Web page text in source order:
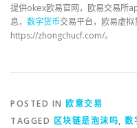
提供okex欧易官网，欧易交易所
息， 数字货币交易平台，欧易虚
https://zhongchucf.com/。
POSTED IN 欧意交易
TAGGED 区块链是泡沫吗, 数